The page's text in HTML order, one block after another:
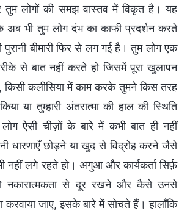
तुम लोगों की समझ वास्तव में विकृत है। यह
अब भी तुम लोग दंभ का काफी प्रदर्शन करते
पुरानी बीमारी फिर से लग गई है। तुम लोग एक
से बात नहीं करते हो जिसमें पूरा खुलापन
किसी कलीसिया में काम करके तुमने किस तरह
या तुम्हारी अंतरात्मा की हाल की स्थिति
ऐसी चीज़ों के बारे में कभी बात ही नहीं
धारणाएँ छोड़ने या खुद से विद्रोह करने जैसे
नहीं लगे रहते हो। अगुआ और कार्यकर्ता सिर्फ़
नकारात्मकता से दूर रखने और कैसे उनसे
करवाया जाए, इसके बारे में सोचते हैं। हालाँकि